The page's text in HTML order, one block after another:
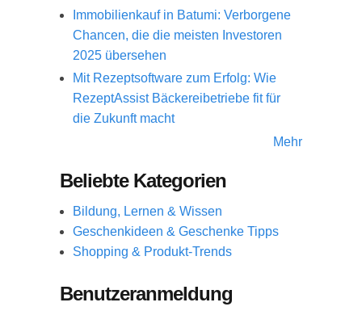
Immobilienkauf in Batumi: Verborgene
Chancen, die die meisten Investoren
2025 übersehen
Mit Rezeptsoftware zum Erfolg: Wie
RezeptAssist Bäckereibetriebe fit für
die Zukunft macht
Mehr
Beliebte Kategorien
Bildung, Lernen & Wissen
Geschenkideen & Geschenke Tipps
Shopping & Produkt-Trends
Benutzeranmeldung